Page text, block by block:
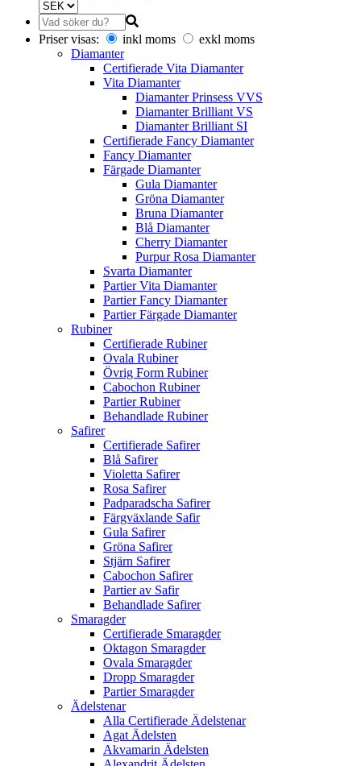
Priser visas: inkl moms
exkl moms
Diamanter
Certifierade Vita Diamanter
Vita Diamanter
Diamanter Prinsess VVS
Diamanter Brilliant VS
Diamanter Brilliant SI
Certifierade Fancy Diamanter
Fancy Diamanter
Färgade Diamanter
Gula Diamanter
Gröna Diamanter
Bruna Diamanter
Blå Diamanter
Cherry Diamanter
Purpur Rosa Diamanter
Svarta Diamanter
Partier Vita Diamanter
Partier Fancy Diamanter
Partier Färgade Diamanter
Rubiner
Certifierade Rubiner
Ovala Rubiner
Övrig Form Rubiner
Cabochon Rubiner
Partier Rubiner
Behandlade Rubiner
Safirer
Certifierade Safirer
Blå Safirer
Violetta Safirer
Rosa Safirer
Padparadscha Safirer
Färgväxlande Safir
Gula Safirer
Gröna Safirer
Stjärn Safirer
Cabochon Safirer
Partier av Safir
Behandlade Safirer
Smaragder
Certifierade Smaragder
Oktagon Smaragder
Ovala Smaragder
Dropp Smaragder
Partier Smaragder
Ädelstenar
Alla Certifierade Ädelstenar
Agat Ädelsten
Akvamarin Ädelsten